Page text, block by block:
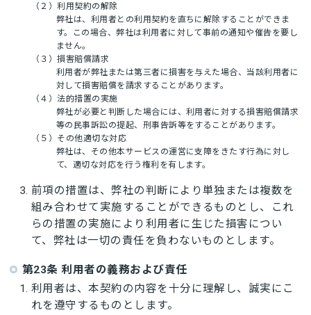
（２）利用契約の解除
弊社は、利用者との利用契約を直ちに解除することができま
す。この場合、弊社は利用者に対して事前の通知や催告を要し
ません。
（３）損害賠償請求
利用者が弊社または第三者に損害を与えた場合、当該利用者に
対して損害賠償を請求することがあります。
（４）法的措置の実施
弊社が必要と判断した場合には、利用者に対する損害賠償請求
等の民事訴訟の提起、刑事告訴等をすることがあります。
（５）その他適切な対応
弊社は、その他本サービスの運営に支障をきたす行為に対し
て、適切な対応を行う権利を有します。
前項の措置は、弊社の判断により単独または複数を
組み合わせて実施することができるものとし、これ
らの措置の実施により利用者に生じた損害につい
て、弊社は一切の責任を負わないものとします。
第23条 利用者の義務および責任
利用者は、本契約の内容を十分に理解し、誠実にこ
れを遵守するものとします。